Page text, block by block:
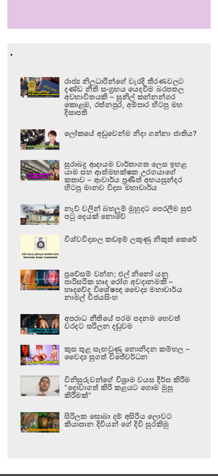
.
රාජ්‍ය නිලධාරීන්ගේ වැරදි තීරණවලට
දණ්ඩ නීති සංග්‍රහය යෙදවීම බරපතල
අවභාවිතයකි – සුනිල් කන්නන්ගර
කොළඹ, රත්නපුර, අම්පාර හිටපු මහ
දිසාපති
ලෝකයේ අඩුවෙන්ම නිදා ගන්නා ජාතිය?
සුරාබදු ආදායම වාර්තාගත ලෙස ඉහළ
යාම සහ ආත්මභක්ෂක උරගයාගේ
කතාව – ආචාර්ය ප්‍රණීත් අභයසුන්දර
හිටපු මානව විද්‍යා මහාචාර්ය
නැව් වලින් බහලුම් මුහුදට පෙරලීම සුළු
පටු දෙයක් නොවේ
විශ්වවිද්‍යාල කඩඉම් ලකුණු නිකුත් කෙරේ
ප්‍රවේසම් වන්න; එල් නිනෝ යනු
පාරිසරික හෘද රෝග අවදානමකි –
හෘදවේද විශේෂඥ වෛද්‍ය මහාචාර්ය
නාමල් විජයසිංහ
අපරාධ නීතියේ පරම පදනම හෙවත්
වරදට සරිලන දඬුවම
කුස තුළ සැඟවුණු නොනිදන කම්හල –
වෛද්‍ය සුගත් විජේවර්ධන
විනිසුරුවන්ගේ විශ්‍රාම වයස දීර්ඝ කිරීම
“දොවාගත් කිරි කළයට ගොම මුසු
කිරීමක්”
සිරිලක සොබා දම් අසිරිය ලොවට
කියාපාන දිවියන් ගේ දිවි සුරකිමු